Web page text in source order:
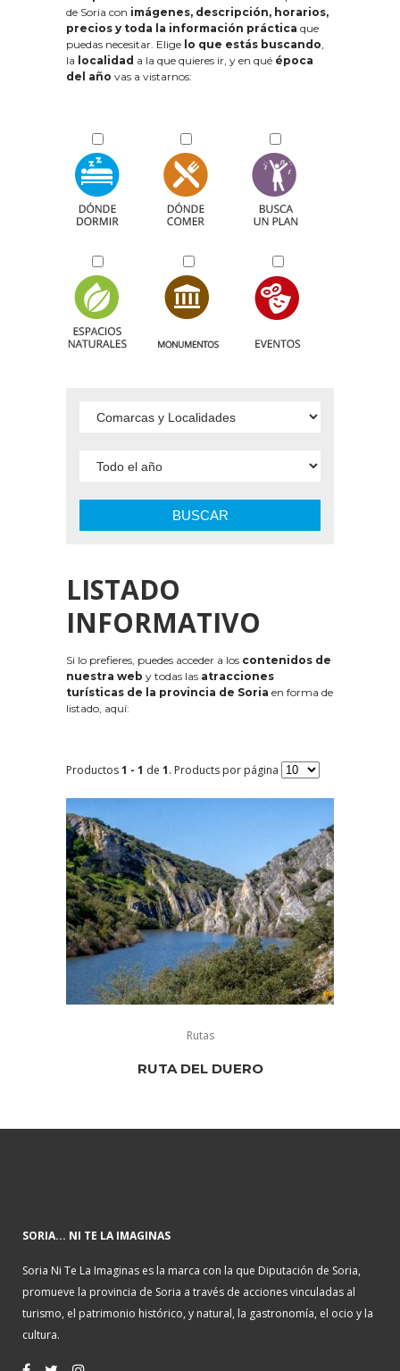
de Soria con imágenes, descripción, horarios,
precios y toda la información práctica que
puedas necesitar. Elige lo que estás buscando,
la localidad a la que quieres ir, y en qué época
del año vas a vistarnos:
BUSCAR
LISTADO
INFORMATIVO
Si lo prefieres, puedes acceder a los contenidos de
nuestra web y todas las atracciones
turísticas de la provincia de Soria en forma de
listado, aquí:
Productos1 - 1 de 1. Products por página
Rutas
RUTA DEL DUERO
SORIA... NI TE LA IMAGINAS
Soria Ni Te La Imaginas es la marca con la que Diputación de Soria,
promueve la provincia de Soria a través de acciones vinculadas al
turismo, el patrimonio histórico, y natural, la gastronomía, el ocio y la
cultura.